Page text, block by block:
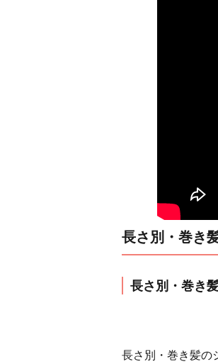
長さ別・巻き
長さ別・巻き
長さ別・巻き髪の